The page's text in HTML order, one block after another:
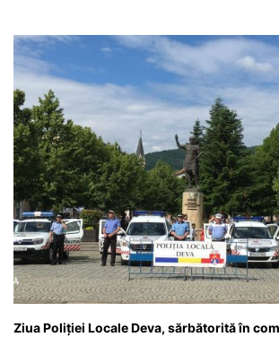
Ziua Poliției Locale Deva, sărbătorită în